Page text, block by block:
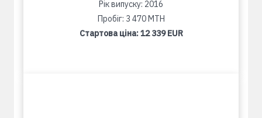
Рік випуску: 2016
Пробіг: 3 470 MTH
Стартова ціна:12 339 EUR